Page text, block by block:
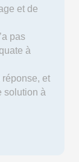
et de
pas
à
et
solution à